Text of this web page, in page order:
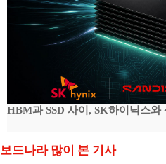
HBM과 SSD 사이, SK하이닉스와
보드나라 많이 본 기사